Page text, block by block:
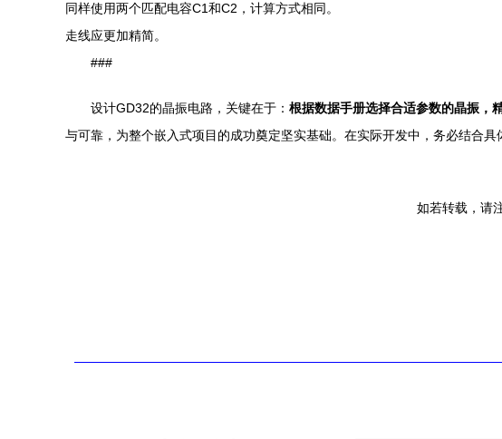
同样使用两个匹配电容C1和C2，计算方式相同。
走线应更加精简。
###
设计GD32的晶振电路，关键在于： 根据数据手册选择合适参数的晶振，
与可靠，为整个嵌入式项目的成功奠定坚实基础。在实际开发中，务必结合
如若转载，请